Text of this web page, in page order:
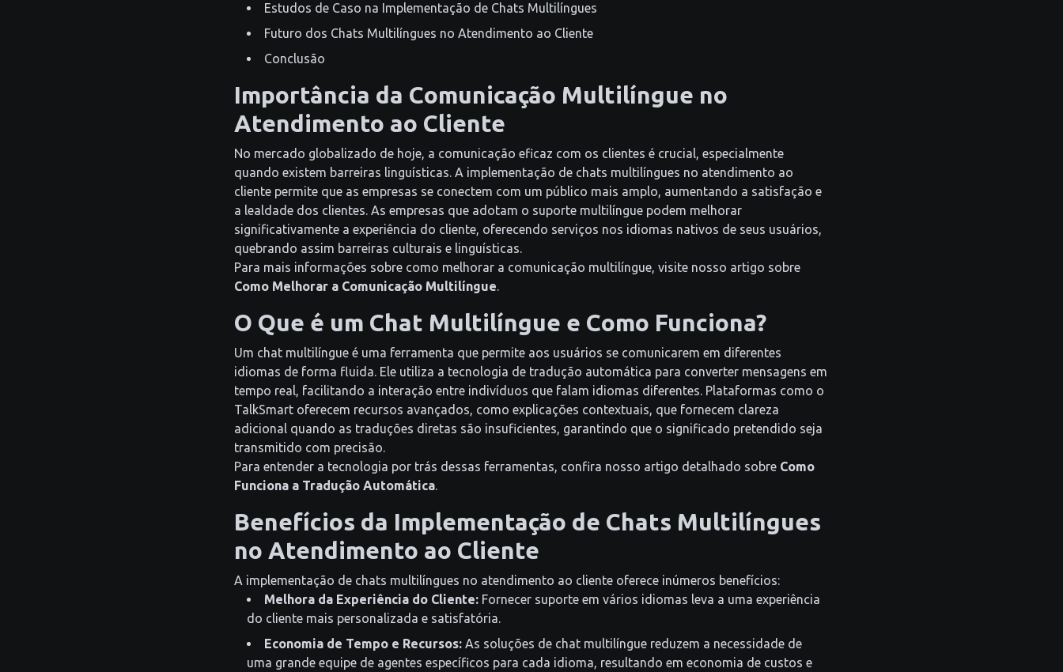
Estudos de Caso na Implementação de Chats Multilíngues
Futuro dos Chats Multilíngues no Atendimento ao Cliente
Conclusão
Importância da Comunicação Multilíngue no
Atendimento ao Cliente
No mercado globalizado de hoje, a comunicação eficaz com os clientes é crucial, especialmente
quando existem barreiras linguísticas. A implementação de chats multilíngues no atendimento ao
cliente permite que as empresas se conectem com um público mais amplo, aumentando a satisfação e
a lealdade dos clientes. As empresas que adotam o suporte multilíngue podem melhorar
significativamente a experiência do cliente, oferecendo serviços nos idiomas nativos de seus usuários,
quebrando assim barreiras culturais e linguísticas.
Para mais informações sobre como melhorar a comunicação multilíngue, visite nosso artigo sobre
Como Melhorar a Comunicação Multilíngue.
O Que é um Chat Multilíngue e Como Funciona?
Um chat multilíngue é uma ferramenta que permite aos usuários se comunicarem em diferentes
idiomas de forma fluida. Ele utiliza a tecnologia de tradução automática para converter mensagens em
tempo real, facilitando a interação entre indivíduos que falam idiomas diferentes. Plataformas como o
TalkSmart oferecem recursos avançados, como explicações contextuais, que fornecem clareza
adicional quando as traduções diretas são insuficientes, garantindo que o significado pretendido seja
transmitido com precisão.
Para entender a tecnologia por trás dessas ferramentas, confira nosso artigo detalhado sobre Como
Funciona a Tradução Automática.
Benefícios da Implementação de Chats Multilíngues
no Atendimento ao Cliente
A implementação de chats multilíngues no atendimento ao cliente oferece inúmeros benefícios:
Melhora da Experiência do Cliente: Fornecer suporte em vários idiomas leva a uma experiência
do cliente mais personalizada e satisfatória.
Economia de Tempo e Recursos: As soluções de chat multilíngue reduzem a necessidade de
uma grande equipe de agentes específicos para cada idioma, resultando em economia de custos e